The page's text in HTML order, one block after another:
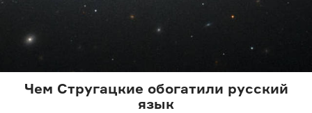
Чем Стругацкие обогатили русский
язык